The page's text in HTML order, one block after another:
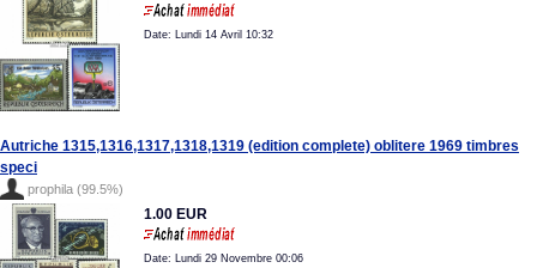
Date: Lundi 14 Avril 10:32
Autriche 1315,1316,1317,1318,1319 (edition complete) oblitere 1969 timbres
speci
prophila (99.5%)
1.00 EUR
Date: Lundi 29 Novembre 00:06